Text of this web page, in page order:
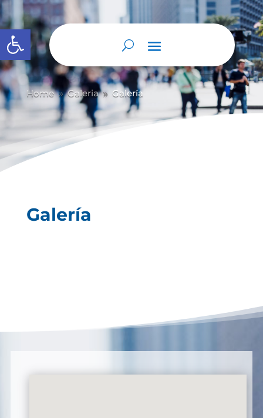
Abrir barra de herramientas
Home 9 Galeria 9 Galería
Galería